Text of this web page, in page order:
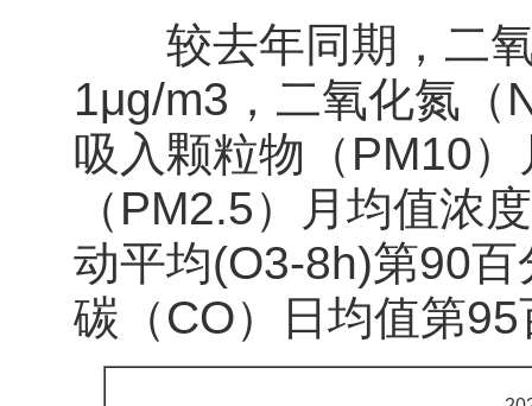
较去年同期，二氧
1μg/m3，二氧化氮（
吸入颗粒物（PM10
（PM2.5）月均值浓
动平均(O3-8h)第90
碳（CO）日均值第